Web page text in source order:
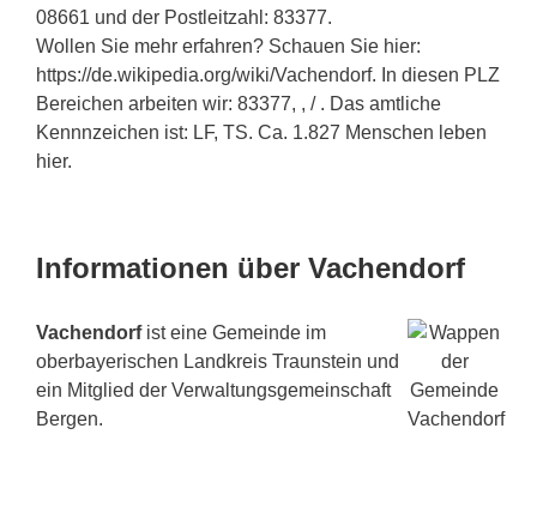
08661 und der Postleitzahl: 83377.
Wollen Sie mehr erfahren? Schauen Sie hier:
https://de.wikipedia.org/wiki/Vachendorf. In diesen PLZ
Bereichen arbeiten wir: 83377, , / . Das amtliche
Kennnzeichen ist: LF, TS. Ca. 1.827 Menschen leben
hier.
Informationen über Vachendorf
Vachendorfist eine Gemeinde im
oberbayerischen Landkreis Traunstein und
ein Mitglied der Verwaltungsgemeinschaft
Bergen.